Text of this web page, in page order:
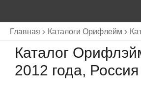
Главная Каталоги Орифлейм
Каталог
2012 года, Россия